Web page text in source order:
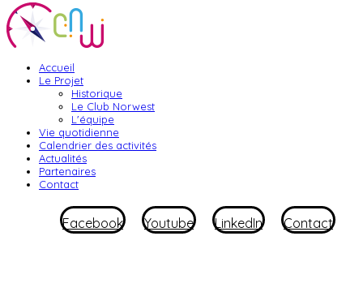
Accueil
Le Projet
Historique
Le Club Norwest
L'équipe
Vie quotidienne
Calendrier des activités
Actualités
Partenaires
Contact
Facebook Youtube LinkedIn Contact